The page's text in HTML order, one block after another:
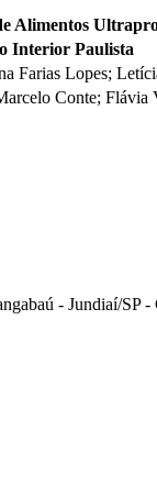
Alimentos
Interior Paulista
Farias Lopes;
Conte; Flávia
- Jundiaí/SP